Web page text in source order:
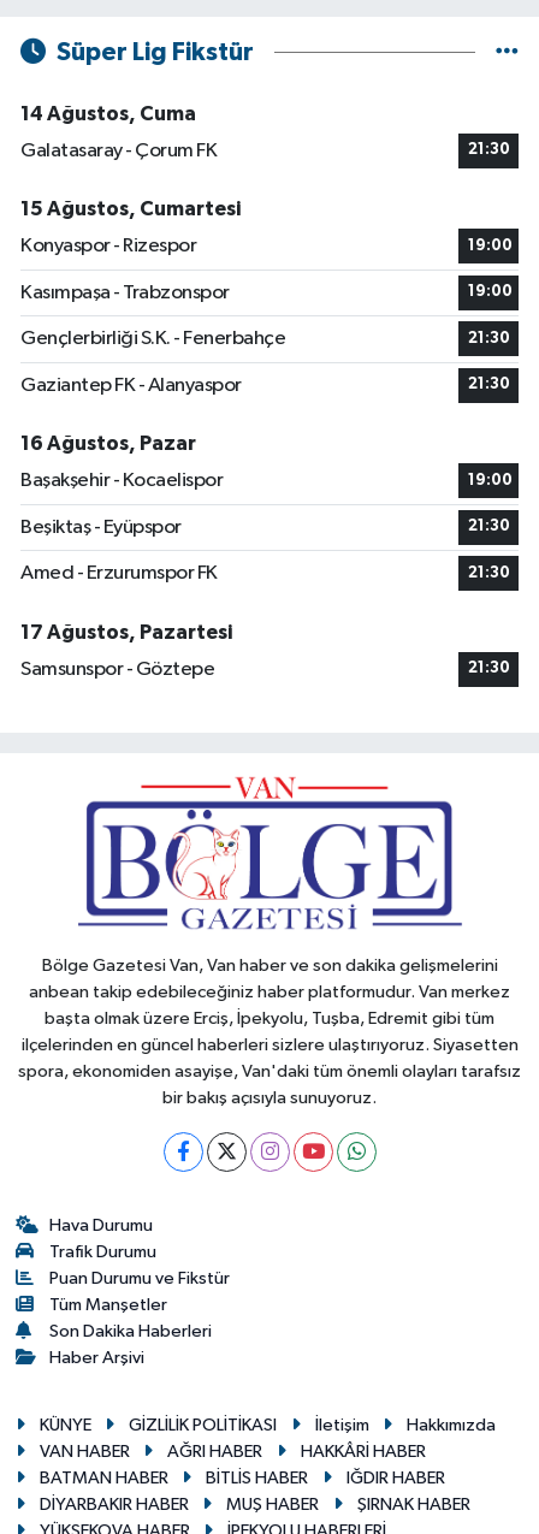
Süper Lig Fikstür
14 Ağustos, Cuma
Galatasaray - Çorum FK
21:30
15 Ağustos, Cumartesi
Konyaspor - Rizespor
19:00
Kasımpaşa - Trabzonspor 19:00
Gençlerbirliği S.K. - Fenerbahçe 21:30
Gaziantep FK - Alanyaspor 21:30
16 Ağustos, Pazar
Başakşehir - Kocaelispor
19:00
Beşiktaş - Eyüpspor 21:30
Amed - Erzurumspor FK 21:30
17 Ağustos, Pazartesi
Samsunspor - Göztepe
21:30
Bölge Gazetesi Van, Van haber ve son dakika gelişmelerini
anbean takip edebileceğiniz haber platformudur. Van merkez
başta olmak üzere Erciş, İpekyolu, Tuşba, Edremit gibi tüm
ilçelerinden en güncel haberleri sizlere ulaştırıyoruz. Siyasetten
spora, ekonomiden asayişe, Van'daki tüm önemli olayları tarafsız
bir bakış açısıyla sunuyoruz.
Hava Durumu
Trafik Durumu
Puan Durumu ve Fikstür
Tüm Manşetler
Son Dakika Haberleri
Haber Arşivi
KÜNYE GİZLİLİK POLİTİKASI İletişim
Hakkımızda
VAN HABER
AĞRI HABER
HAKKÂRİ HABER
BATMAN HABER
BİTLİS HABER
IĞDIR HABER
DİYARBAKIR HABER
MUŞ HABER
ŞIRNAK HABER
YÜKSEKOVA HABER
İPEKYOLU HABERLERİ